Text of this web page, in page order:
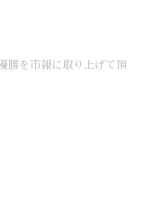
勝を市報に取り上げて頂